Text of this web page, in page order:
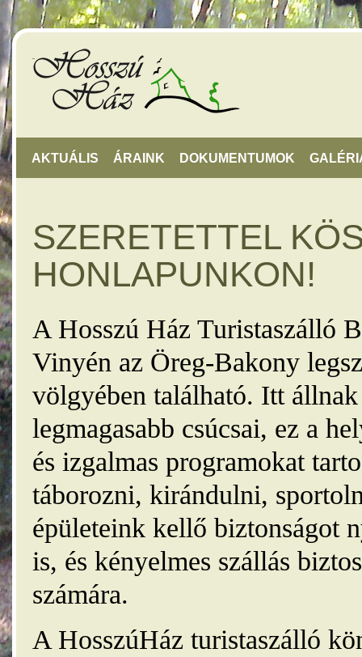
AKTUÁLIS ÁRAINK DOKUMENTUMOK
SZERETETTEL
HONLAPUNKON!
A Hosszú Ház Turistaszálló
Vinyén az Öreg-Bakony
völgyében található. Itt
legmagasabb csúcsai, ez a
és izgalmas programokat
táborozni, kirándulni,
épületeink kellő biztonságot
is, és kényelmes szállás
számára.
A HosszúHáz turistaszálló